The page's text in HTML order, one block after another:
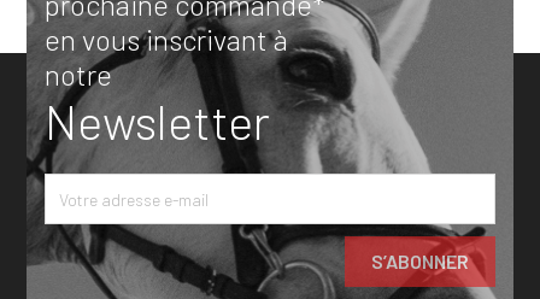
en vous inscrivant à
notre
Newsletter